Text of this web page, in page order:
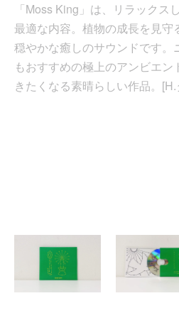
「Moss King」は、リラックス
最適な内容。植物の成長を見守
穏やかな癒しのサウンドです。
もおすすめの極上のアンビエ
きたくなる素晴らしい作品。